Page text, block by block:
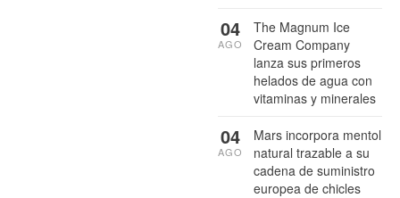
The Magnum Ice
Cream Company
lanza sus primeros
helados de agua con
vitaminas y minerales
04
AGO
Mars incorpora mentol
natural trazable a su
cadena de suministro
europea de chicles
04
AGO